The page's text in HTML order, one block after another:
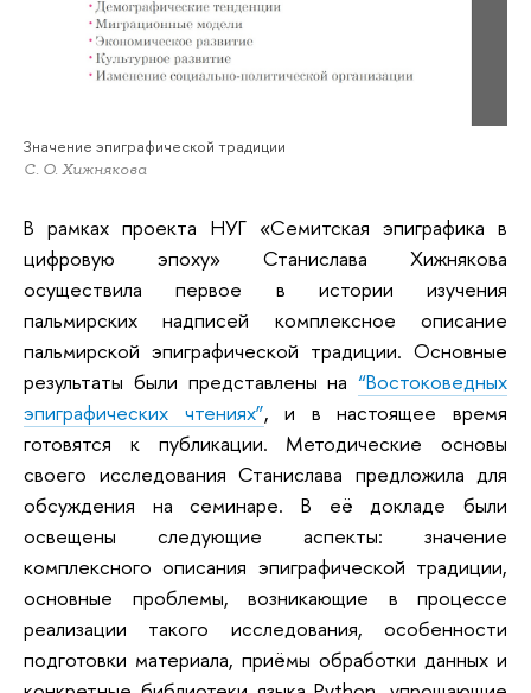
Значение эпиграфической традиции
С. О. Хижнякова
В рамках проекта НУГ «Семитская эпиграфика в
цифровую эпоху» Станислава Хижнякова
осуществила первое в истории изучения
пальмирских надписей комплексное описание
пальмирской эпиграфической традиции. Основные
результаты были представлены на “Востоковедных
эпиграфических чтениях”, и в настоящее время
готовятся к публикации. Методические основы
своего исследования Станислава предложила для
обсуждения на семинаре. В её докладе были
освещены следующие аспекты: значение
комплексного описания эпиграфической традиции,
основные проблемы, возникающие в процессе
реализации такого исследования, особенности
подготовки материала, приёмы обработки данных и